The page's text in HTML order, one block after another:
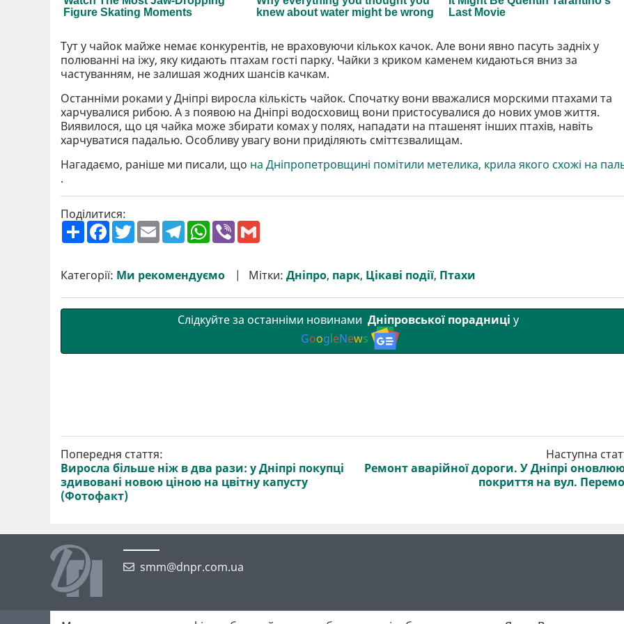
Тут у чайок майже немає конкурентів, не враховуючи кількох качок. Але вони явно пасуть задніх у
полюванні на іжу, яку кидають птахам гості парку. Чайки з криком каменем кидаються вниз за
частуванням, не залишая жодних шансів качкам.
Останніми роками у Дніпрі виросла кількість чайок. Спочатку вони вважалися морскими птахами та
харчувалися рибою. А з появою на Дніпрі водосховищ вони пристосувалися до нових умов життя.
Виявилося, що ця чайка може збирати комах у полях, нападати на пташенят інших птахів, навіть
харчуватися падалью. Особливу увагу вони приділяють сміттєзвалищам.
Нагадаємо, раніше ми писали, що на Дніпропетровщині помітили метелика, крила якого схожі на
.
Поділитися:
П
о
р
и
F
a
b
o
T
w
e
E
m
l
T
e
g
r
W
h
s
A
V
r l
Категорії: Ми рекомендуємо Мітки: Дніпро, парк, Цікаві події, Птахи
Слідкуйте за останніми новинами Дніпровської порадниці у
GoogleNews
Попередня стаття:
Виросла більше ніж в два рази: у Дніпрі покупці
здивовані новою ціною на цвітну капусту
(Фотофакт)
Наступна
Ремонт аварійної дороги. У Дніпрі
покриття на вул.
smm@dnpr.com.ua